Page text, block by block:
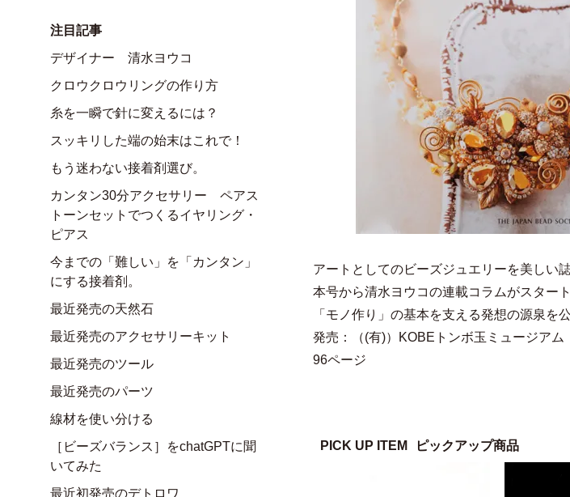
アートとしてのビーズジュエリーを美しい
本号から清水ヨウコの連載コラムがスタート
「モノ作り」の基本を支える発想の源泉を
発売：（(有)）KOBEトンボ玉ミュージアム
96ページ
PICK UP ITEM ピックアップ商品
注目記事
デザイナー 清水ヨウコ
クロウクロウリングの作り方
糸を一瞬で針に変えるには？
スッキリした端の始末はこれで！
もう迷わない接着剤選び。
カンタン30分アクセサリー ペアス
トーンセットでつくるイヤリング・
ピアス
今までの「難しい」を「カンタン」
にする接着剤。
最近発売の天然石
最近発売のアクセサリーキット
最近発売のツール
最近発売のパーツ
線材を使い分ける
［ビーズバランス］をchatGPTに聞
いてみた
最近初発売のデトロワ